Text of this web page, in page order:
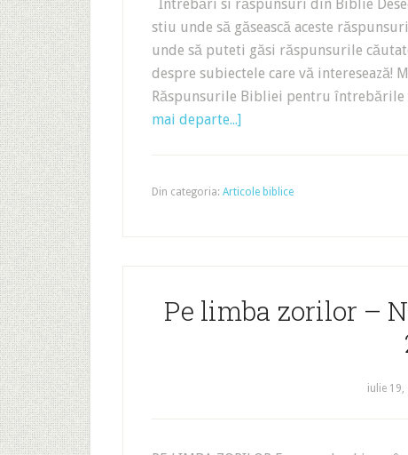
Intrebări si răspunsuri din Biblie
stiu unde să găsească aceste
unde să puteti găsi răspunsurile
despre subiectele care vă interesează!
Răspunsurile Bibliei pentru
mai departe...]
Din categoria: Articole biblice
Pe limba zorilor –
iulie 19,